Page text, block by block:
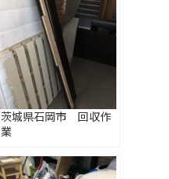
茨城県石岡市 回収作
業